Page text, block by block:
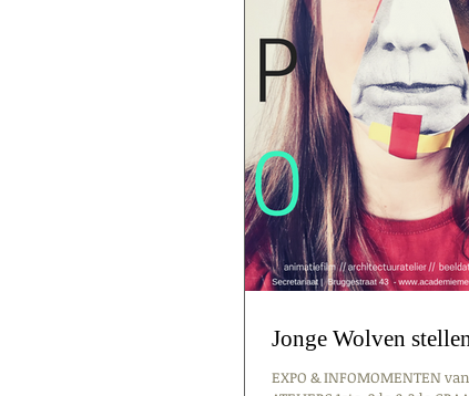
Jonge Wolven
EXPO & INFOMOMENTEN